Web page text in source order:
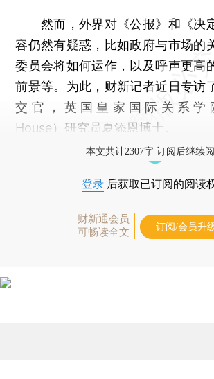
然而，外界对《公报》和《决
容仍然有疑惑，比如政府与市场的
委员会将如何运作，以及呼声更高
前景等。为此，财新记者近日专访
交官，英国皇家国际关系学
House）研究员夏添恩博士。
本文共计2307字 订阅后继续
登录 后获取已订阅的阅读
财新通会员
可畅读全文
订阅/会员升